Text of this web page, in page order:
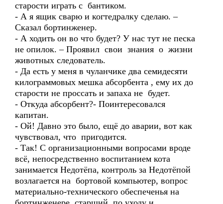
старости играть с бантиком.
- А я ящик сварю и когтедралку сделаю. –
Сказал бортинженер.
- А ходить он во что будет? У нас тут не песка
не опилок. – Проявил свои знания о жизни
животных следователь.
- Да есть у меня в чуланчике два семидесяти
килограммовых мешка абсорбента , ему их до
старости не проссать и запаха не будет.
- Откуда абсорбент?- Поинтересовался
капитан.
- Ой! Давно это было, ещё до аварии, вот как
чувствовал, что пригодится.
- Так! С организационными вопросами вроде
всё, непосредственно воспитанием кота
занимается Недотёпа, контроль за Недотёпой
возлагается на бортовой компьютер, вопрос
материально-технического обеспеченья на